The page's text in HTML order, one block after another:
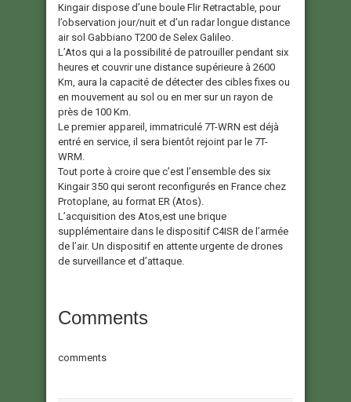
Kingair dispose d’une boule Flir Retractable, pour
l’observation jour/nuit et d’un radar longue distance
air sol Gabbiano T200 de Selex Galileo.
L’Atos qui a la possibilité de patrouiller pendant six
heures et couvrir une distance supérieure à 2600
Km, aura la capacité de détecter des cibles fixes ou
en mouvement au sol ou en mer sur un rayon de
près de 100 Km.
Le premier appareil, immatriculé 7T-WRN est déjà
entré en service, il sera bientôt rejoint par le 7T-
WRM.
Tout porte à croire que c’est l’ensemble des six
Kingair 350 qui seront reconfigurés en France chez
Protoplane, au format ER (Atos).
L’acquisition des Atos,est une brique
supplémentaire dans le dispositif C4ISR de l’armée
de l’air. Un dispositif en attente urgente de drones
de surveillance et d’attaque.
Comments
comments